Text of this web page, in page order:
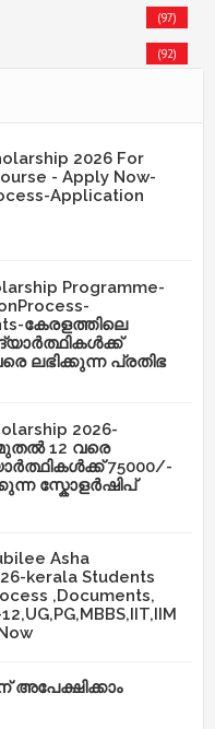
(97)
(92)
2026 For
- Apply Now-
Application
Programme-
കേരളത്തിലെ
ലഭിക്കുന്ന പ്രതിഭ
2026-
12 വരെ
75000/-
സ്കോളർഷിപ്
Asha
kerala Students
,Documents,
അപേക്ഷിക്കാം